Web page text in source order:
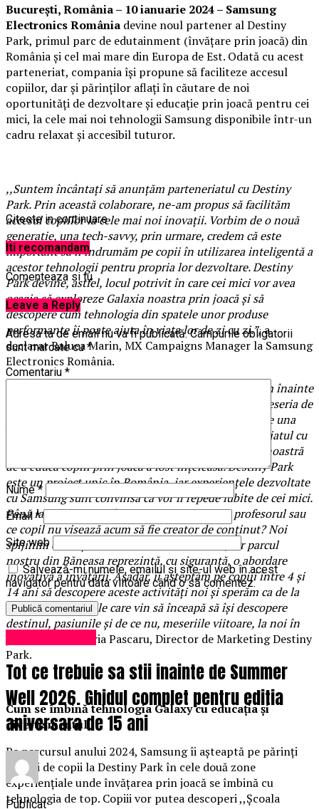
București, România– 10 ianuarie 2024 – Samsung
Electronics România devine noul partener al Destiny
Park, primul parc de edutainment (învățare prin joacă) din
România și cel mai mare din Europa de Est. Odată cu acest
parteneriat, compania își propune să faciliteze accesul
copiilor, dar și părinților aflați în căutare de noi
oportunități de dezvoltare și educație prin joacă pentru cei
mici, la cele mai noi tehnologii Samsung disponibile într-un
cadru relaxat și accesibil tuturor.
,,Suntem încântați să anunțăm parteneriatul cu Destiny
Park. Prin această colaborare, ne-am propus să facilităm
accesul copiilor la cele mai noi inovații. Vorbim de o nouă
generație, una tech-savvy, prin urmare, credem că este
important să îi îndrumăm pe copii în utilizarea inteligentă a
acestor tehnologii pentru propria lor dezvoltare. Destiny
Park devine, astfel, locul potrivit în care cei mici vor avea
ocazia să exploreze Galaxia noastra prin joacă și să
descopere cum tehnologia din spatele unor produse
performante îi poate ajuta în viața lor de zi cu zi.”,a
declarat Raluca Marin, MX Campaigns Manager la Samsung
Electronics România.
“Școala viitorului în Destiny Park înseamnă de acum înainte
Samsung și ne bucurăm că putem oferi copiilor și meseria de
profesor. A educa și a dărui din cunoștințele tale este una
dintre cele mai frumoase și nobile profesii. Parteneriatul cu
Samsung este pentru noi dovada clară că misiunea noastră
de a educa copiii prin joacă a fost înțeleasă. Destiny Park
este un proiect unic în România, iar experiențele dezvoltate
cu Samsung sunt convinsă că vor fi repede iubite de cei mici.
Până la urmă, cui nu îi place să se joace de-a profesorul sau
ce copil nu visează acum să fie creator de conținut? Noi
spijinim educația nonformală din România, iar parcul
nostru din Băneasa reprezintă, cu siguranță, o abordare
inovativă a învățării. Așadar, îi așteptăm pe copiii între 4 și
14 ani să descopere aceste activități noi și sperăm ca de la
an la an, generațiile care vin să înceapă să își descopere
destinul, pasiunile și de ce nu, meseriile viitoare, la noi în
– Ana-Maria Pascaru, Director de Marketing Destiny
Park.
Cum se îmbină tehnologia Galaxy cu educația și
divertismentul
Pe parcursul anului 2024, Samsung îi așteaptă pe părinți
alături de copii la Destiny Park în cele două zone
experiențiale unde învățarea prin joacă se îmbină cu
tehnologia de top. Copiii vor putea descoperi ,,Școala
Citeste in continuare
Iti recomandam
Comenteaza si tu
Leave a Reply
Adresa ta de email nu va fi publicată. Câmpurile obligatorii
sunt marcate cu*
Comentariu *
Nume*
Email*
Site web
Salvează-mi numele, emailul și site-ul web în acest
navigator pentru data viitoare când o să comentez.
Tot ce trebuie sa stii inainte de Summer
Well 2026. Ghidul complet pentru editia
aniversara de 15 ani
Publicat